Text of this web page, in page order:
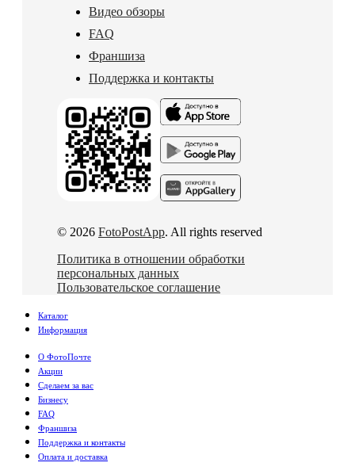
Видео обзоры
FAQ
Франшиза
Поддержка и контакты
© 2026 FotoPostApp. All rights reserved
Политика в отношении обработки
персональных данных
Пользовательское соглашение
Каталог
Информация
О ФотоПочте
Акции
Сделаем за вас
Бизнесу
FAQ
Франшиза
Поддержка и контакты
Оплата и доставка